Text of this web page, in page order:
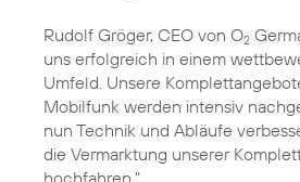
Rudolf Gröger, CEO von O2
uns erfolgreich in einem
Umfeld. Unsere
Mobilfunk werden intensiv
nun Technik und Abläufe
die Vermarktung unserer